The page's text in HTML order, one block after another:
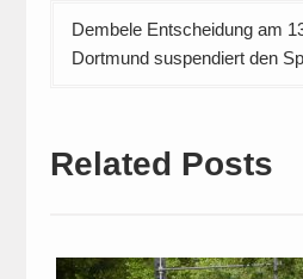
Dembele Entscheidung am
Dortmund suspendiert den
Related Posts